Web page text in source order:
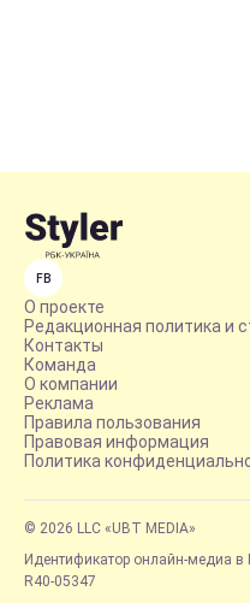
FB
О проекте
Редакционная политика и
Контакты
Команда
О компании
Реклама
Правила пользования
Правовая информация
Политика
© 2026 LLC «UBT MEDIA»
Идентификатор онлайн-медиа в
R40-05347